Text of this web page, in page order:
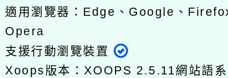
適用瀏覽器：Edge、Google、
Opera
支援行動瀏覽裝置
Xoops版本： XOOPS 2.5.11網站語